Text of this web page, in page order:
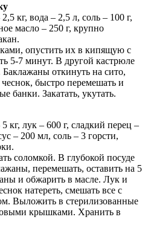
кг, вода – 2,5 л, соль – 100 г,
масло – 250 г, крупно
опустить их в кипящую с
5-7 минут. В другой кастрюле
откинуть на сито,
быстро перемешать и
банки. Закатать, укутать.
кг, лук – 600 г, сладкий перец –
– 200 мл, соль – 3 горсти,
соломкой. В глубокой посуде
перемешать, оставить на 5
и обжарить в масле. Лук и
натереть, смешать все с
Выложить в стерилизованные
крышками. Хранить в